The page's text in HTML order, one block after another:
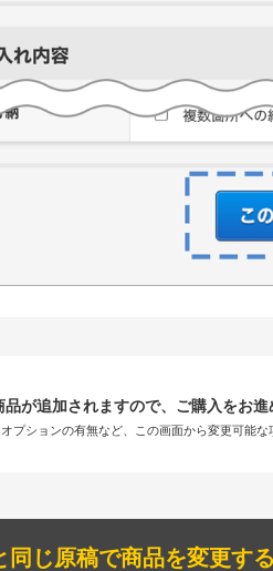
品が追加されますので、ご購入をお進
プションの有無など、この画面から変更可能な
同じ原稿で商品を変更する